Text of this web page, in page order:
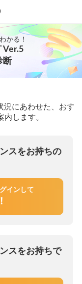
かる！
Ver.5
断
況にあわせた、おす
します。
スをお持ちの
インして
スをお持ちで